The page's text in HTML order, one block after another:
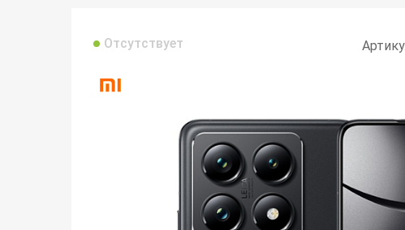
Отсутствует